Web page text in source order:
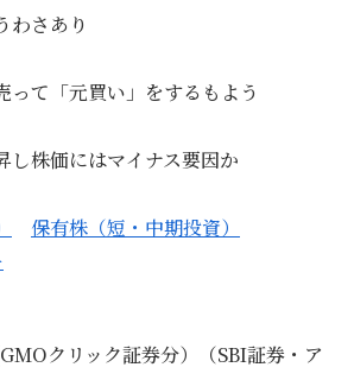
わさあり
って「元買い」をするもよう
し株価にはマイナス要因か
保有株（短・中期投資）
クリック証券分）（SBI証券・ア